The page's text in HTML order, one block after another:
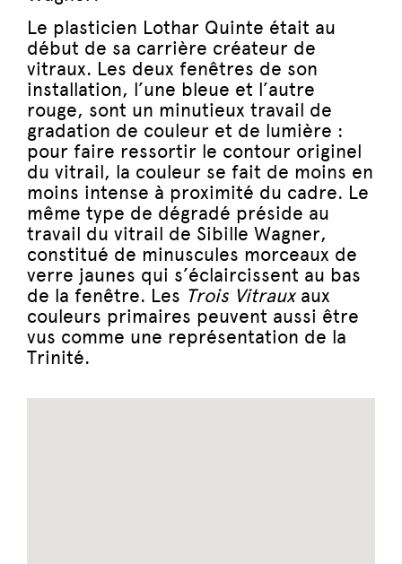
Le plasticien Lothar Quinte était au
début de sa carrière créateur de
vitraux. Les deux fenêtres de son
installation, l’une bleue et l’autre
rouge, sont un minutieux travail de
gradation de couleur et de lumière :
pour faire ressortir le contour originel
du vitrail, la couleur se fait de moins en
moins intense à proximité du cadre. Le
même type de dégradé préside au
travail du vitrail de Sibille Wagner,
constitué de minuscules morceaux de
verre jaunes qui s’éclaircissent au bas
de la fenêtre. Les Trois Vitrauxaux
couleurs primaires peuvent aussi être
vus comme une représentation de la
Trinité.